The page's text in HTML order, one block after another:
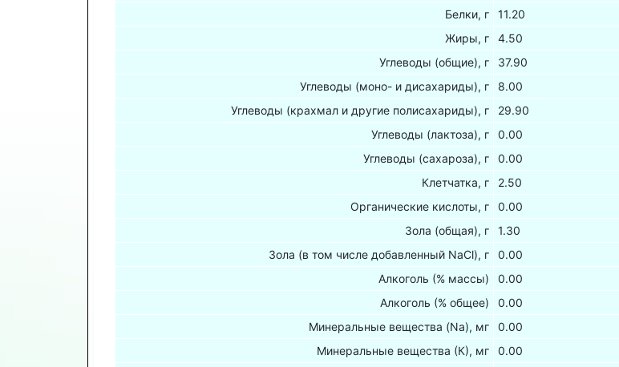
Белки, г
11.20
Жиры, г
4.50
Углеводы (общие), г
37.90
Углеводы (моно- и дисахариды), г
8.00
Углеводы (крахмал и другие полисахариды), г
29.90
Углеводы (лактоза), г
0.00
Углеводы (сахароза), г
0.00
Клетчатка, г
2.50
Органические кислоты, г
0.00
Зола (общая), г
1.30
Зола (в том числе добавленный NaCl), г
0.00
Алкоголь (% массы)
0.00
Алкоголь (% общее)
0.00
Минеральные вещества (Na), мг
0.00
Минеральные вещества (К), мг
0.00